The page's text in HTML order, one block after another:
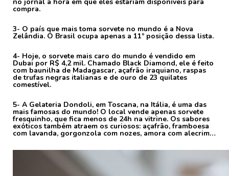
compra.
3- O país que mais toma sorvete no mundo é a Nova
Zelândia. O Brasil ocupa apenas a 11º posição dessa lista.
4- Hoje, o sorvete mais caro do mundo é vendido em
Dubai por R$ 4,2 mil. Chamado Black Diamond, ele é feito
com baunilha de Madagascar, açafrão iraquiano, raspas
de trufas negras italianas e de ouro de 23 quilates
comestível.
5- A Gelateria Dondoli, em Toscana, na Itália, é uma das
mais famosas do mundo! O local vende apenas sorvete
fresquinho, que fica menos de 24h na vitrine. Os sabores
exóticos também atraem os curiosos: açafrão, framboesa
com lavanda, gorgonzola com nozes, amora com alecrim…